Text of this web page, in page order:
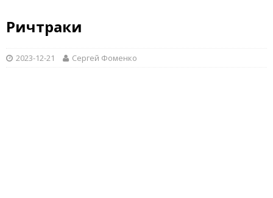
Ричтраки
2023-12-21 Сергей Фоменко